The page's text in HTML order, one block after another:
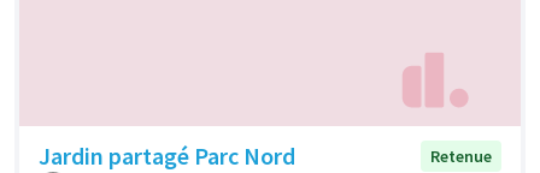
Jardin partagé Parc Nord
Retenue